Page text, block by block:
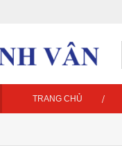
TRANG CHỦ